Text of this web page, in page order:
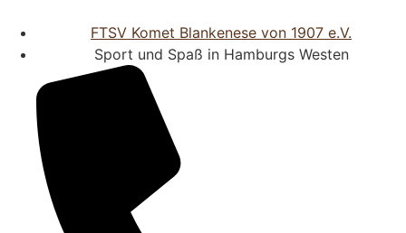
FTSV Komet Blankenese von 1907 e.V.
Sport und Spaß in Hamburgs Westen